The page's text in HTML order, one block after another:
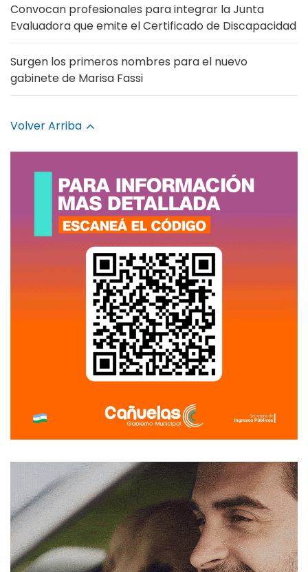
Convocan profesionales para integrar la Junta
Evaluadora que emite el Certificado de Discapacidad
Surgen los primeros nombres para el nuevo
gabinete de Marisa Fassi
Volver Arriba